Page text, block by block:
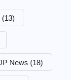
(13)
News (18)